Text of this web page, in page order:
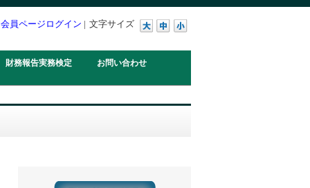
会員ページログイン | 文字サイズ
財務報告実務検定 お問い合わせ